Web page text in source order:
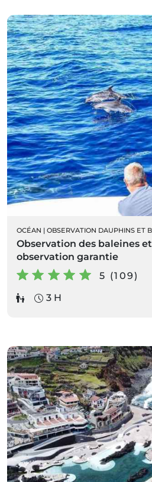
OCÉAN | OBSERVATION DAUPHINS ET
Observation des baleines
observation garantie
5 (109)
3 H